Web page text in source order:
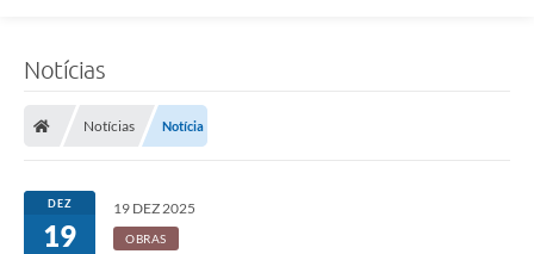
Notícias
Notícias Notícia
DEZ
19
19 DEZ 2025
OBRAS